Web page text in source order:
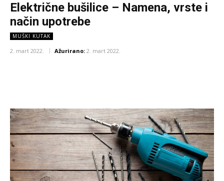
Električne bušilice – Namena, vrste i
način upotrebe
MUŠKI KUTAK
2. mart 2022. Ažurirano: 2. mart 2022.